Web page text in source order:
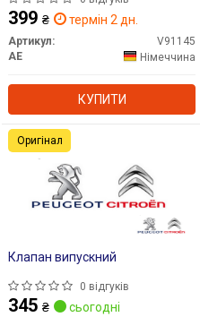
399 ₴ термін 2 дн.
Артикул:
V91145
AE
Німеччина
КУПИТИ
Клапан випускний
0 відгуків
345 ₴ сьогодні
Оригінал